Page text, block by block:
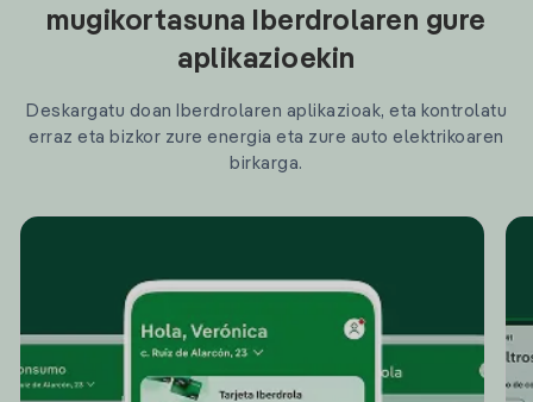
mugikortasuna Iberdrolaren gure
aplikazioekin
Deskargatu doan Iberdrolaren aplikazioak, eta kontrolatu
erraz eta bizkor zure energia eta zure auto elektrikoaren
birkarga.